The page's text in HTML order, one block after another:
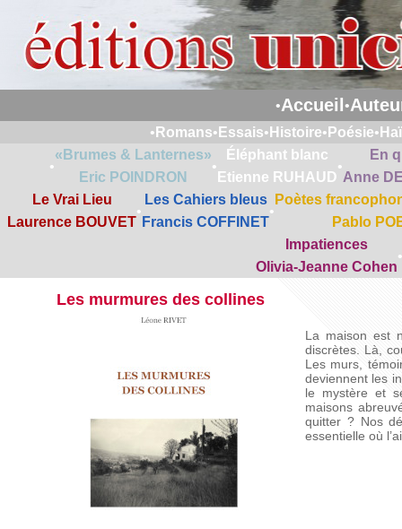
•Accueil •
• Romans• Essais• Histoire• Poésie•
•
«Brumes & Lanternes»
Eric POINDRON
•
Éléphant blanc
Etienne RUHAUD
•
En
Anne
Le Vrai Lieu
Laurence BOUVET
•
Les Cahiers bleus
Francis COFFINET
•
Poètes
Pablo
Impatiences
Olivia-Jeanne Cohen
•
Les murmures des collines
La maison est
discrètes. Là,
Les murs,
deviennent les
le mystère et
maisons
quitter ? Nos
essentielle où